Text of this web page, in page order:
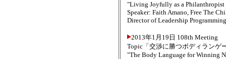
"Living Joyfully as a Philanthropist
Speaker: Faith Amano, Free The
Director of Leadership
2013年1月19日 108th Meeting
Topic「交渉に勝つボディランゲ
"The Body Language for Winning